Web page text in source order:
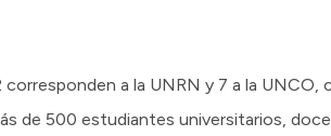
a la UNRN y 7 a la UNCO,
de 500 estudiantes universitarios,